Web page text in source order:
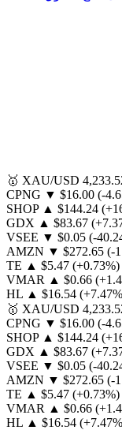
🥇 XAU/USD
CPNG ▼ $16.00 (-
SHOP ▲ $144.24
GDX ▲ $83.67
VSEE ▼ $0.05 (-
AMZN ▼ $272.65 (-
TE ▲ $5.47 (+0.73%)
VMAR ▲ $0.66
HL ▲ $16.54
🥇 XAU/USD
CPNG ▼ $16.00 (-
SHOP ▲ $144.24
GDX ▲ $83.67
VSEE ▼ $0.05 (-
AMZN ▼ $272.65 (-
TE ▲ $5.47 (+0.73%)
VMAR ▲ $0.66
HL ▲ $16.54